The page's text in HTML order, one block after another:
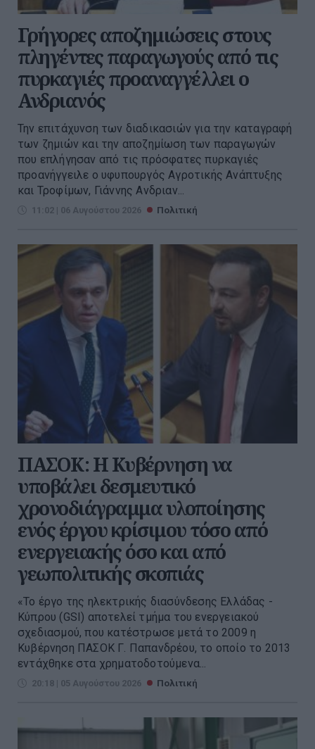
Γρήγορες αποζημιώσεις στους
πληγέντες παραγωγούς από τις
πυρκαγιές προαναγγέλλει ο
Ανδριανός
Την επιτάχυνση των διαδικασιών για την καταγραφή
των ζημιών και την αποζημίωση των παραγωγών
που επλήγησαν από τις πρόσφατες πυρκαγιές
προανήγγειλε ο υφυπουργός Αγροτικής Ανάπτυξης
και Τροφίμων, Γιάννης Ανδριαν...
11:02 | 06 Αυγούστου 2026 Πολιτική
ΠΑΣΟΚ: Η Κυβέρνηση να
υποβάλει δεσμευτικό
χρονοδιάγραμμα υλοποίησης
ενός έργου κρίσιμου τόσο από
ενεργειακής όσο και από
γεωπολιτικής σκοπιάς
«Το έργο της ηλεκτρικής διασύνδεσης Ελλάδας -
Κύπρου (GSI) αποτελεί τμήμα του ενεργειακού
σχεδιασμού, που κατέστρωσε μετά το 2009 η
Κυβέρνηση ΠΑΣΟΚ Γ. Παπανδρέου, το οποίο το 2013
εντάχθηκε στα χρηματοδοτούμενα...
20:18 | 05 Αυγούστου 2026 Πολιτική